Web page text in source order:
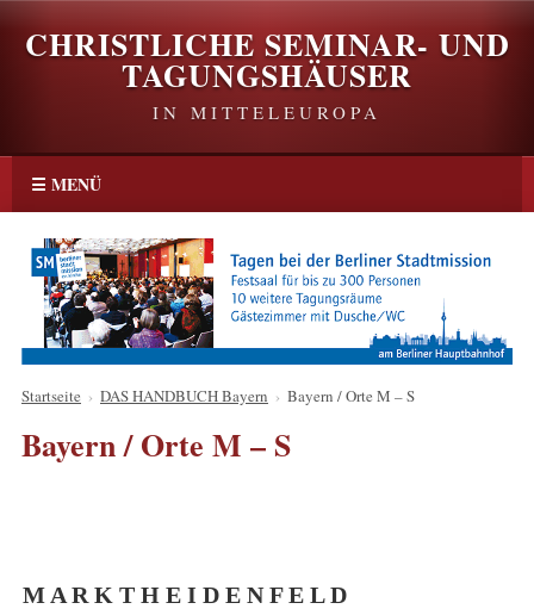
CHRISTLICHE SEMINAR- UND
TAGUNGSHÄUSER
IN MITTELEUROPA
☰ MENÜ
Startseite › DAS HANDBUCH Bayern › Bayern / Orte M – S
Bayern / Orte M – S
M A R K T H E I D E N F E L D